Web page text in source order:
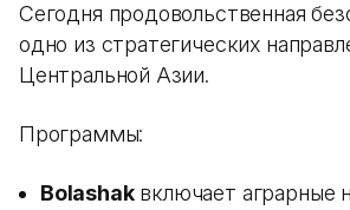
Сегодня продовольственная
одно из стратегических
Центральной Азии.
Программы:
Bolashakвключает аграрные